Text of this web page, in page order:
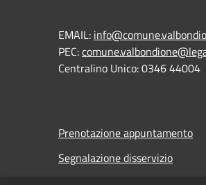
EMAIL:
PEC:
Centralino Unico: 0346 44004
Prenotazione appuntamento
Segnalazione disservizio